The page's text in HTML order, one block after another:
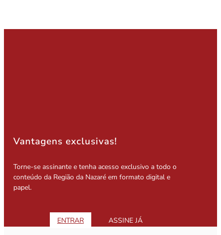
Vantagens exclusivas!
Torne-se assinante e tenha acesso exclusivo a todo o
conteúdo da Região da Nazaré em formato digital e
papel.
ENTRAR ASSINE JÁ